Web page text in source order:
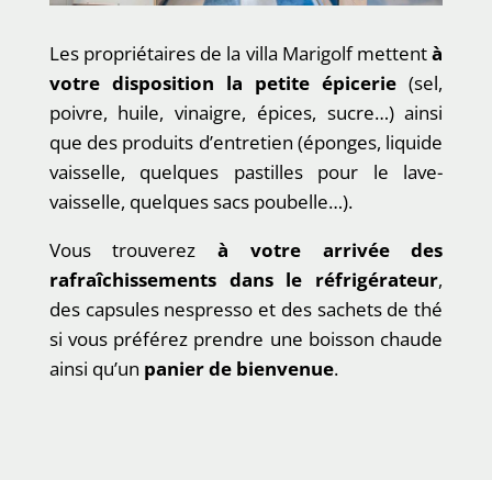
Les propriétaires de la villa Marigolf mettentà
votre disposition la petite épicerie (sel,
poivre, huile, vinaigre, épices, sucre…) ainsi
que des produits d’entretien (éponges, liquide
vaisselle, quelques pastilles pour le lave-
vaisselle, quelques sacs poubelle…).
Vous trouverezà votre arrivée des
rafraîchissements dans le réfrigérateur,
des capsules nespresso et des sachets de thé
si vous préférez prendre une boisson chaude
ainsi qu’un panier de bienvenue.